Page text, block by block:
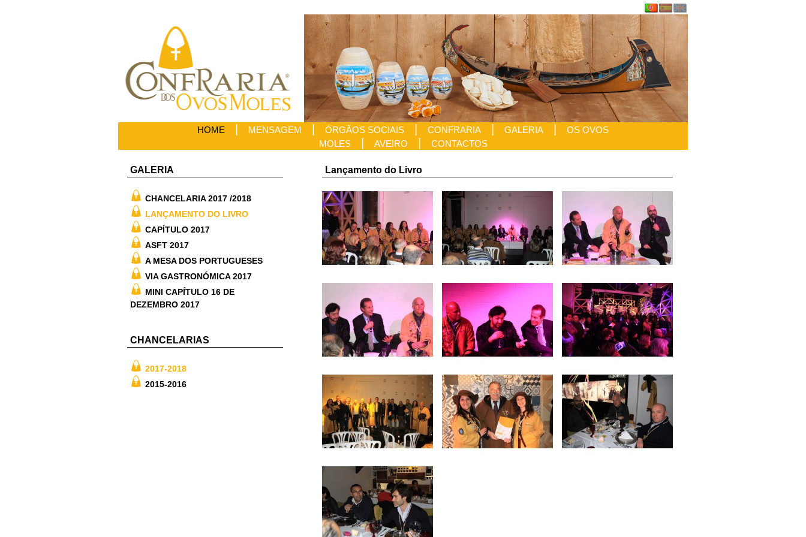
HOME MENSAGEM ÓRGÃOS SOCIAIS CONFRARIA GALERIA
OS OVOS
MOLES
AVEIRO CONTACTOS
GALERIA
CHANCELARIA 2017 /2018
LANÇAMENTO DO LIVRO
CAPÍTULO 2017
ASFT 2017
A MESA DOS PORTUGUESES
VIA GASTRONÓMICA 2017
MINI CAPÍTULO 16 DE
DEZEMBRO 2017
CHANCELARIAS
2017-2018
2015-2016
Lançamento do Livro